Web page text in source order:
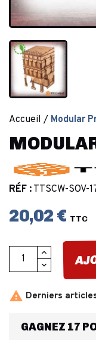
Accueil Modular
RÉF : TTSCW-SOV-
20,02 € TTC
 Derniers
GAGNEZ 17